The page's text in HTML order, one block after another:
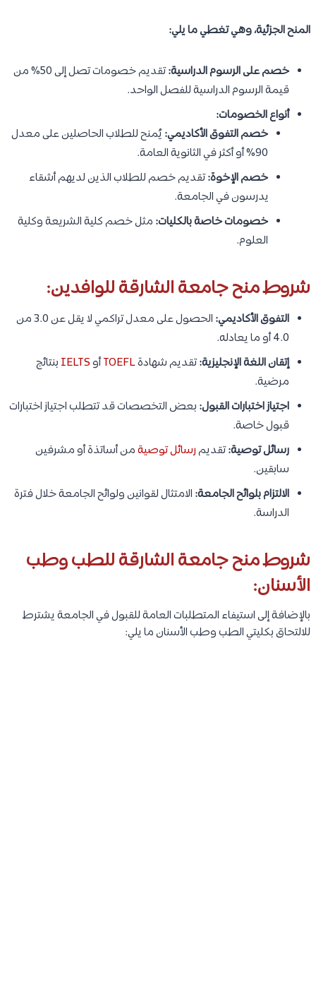
المنح الجزئية، وهي تغطي ما يلي:
خصم على الرسوم الدراسية:
تقديم خصومات تصل إلى 50% من
قيمة الرسوم الدراسية للفصل الواحد.
أنواع الخصومات:
خصم التفوق الأكاديمي: يُمنح للطلاب الحاصلين على معدل
90% أو أكثر في الثانوية العامة.
خصم الإخوة:تقديم خصم للطلاب الذين لديهم أشقاء
يدرسون في الجامعة.
خصومات خاصة بالكليات: مثل خصم كلية الشريعة وكلية
العلوم.
شروط منح جامعة الشارقة للوافدين:
التفوق الأكاديمي:
الحصول على معدل تراكمي لا يقل عن 3.0 من
4.0 أو ما يعادله.
إتقان اللغة الإنجليزية:تقديم شهادةTOEFLأوIELTS بنتائج
مرضية.
اجتياز اختبارات القبول: بعض التخصصات قد تتطلب اجتياز اختبارات
قبول خاصة.
رسائل توصية:تقديمرسائل توصيةمن أساتذة أو مشرفين
سابقين.
الالتزام بلوائح الجامعة: الامتثال لقوانين ولوائح الجامعة خلال فترة
الدراسة.
شروط منح جامعة الشارقة للطب وطب
الأسنان:
بالإضافة إلى استيفاء المتطلبات العامة للقبول في الجامعة يشترط
للالتحاق بكليتي الطب وطب الأسنان ما يلي: